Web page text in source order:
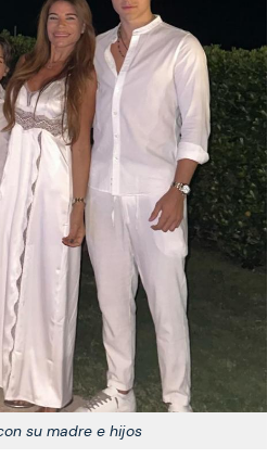
su madre e hijos